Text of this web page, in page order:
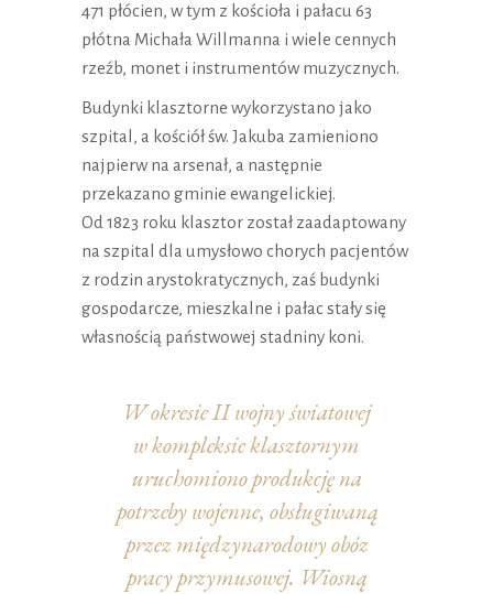
471 płócien, w tym z kościoła i pałacu 63
płótna Michała Willmanna i wiele cennych
rzeźb, monet i instrumentów muzycznych.
Budynki klasztorne wykorzystano jako
szpital, a kościół św. Jakuba zamieniono
najpierw na arsenał, a następnie
przekazano gminie ewangelickiej.
Od 1823 roku klasztor został zaadaptowany
na szpital dla umysłowo chorych pacjentów
z rodzin arystokratycznych, zaś budynki
gospodarcze, mieszkalne i pałac stały się
własnością państwowej stadniny koni.
W okresie II wojny światowej
w kompleksie klasztornym
uruchomiono produkcję na
potrzeby wojenne, obsługiwaną
przez międzynarodowy obóz
pracy przymusowej. Wiosną